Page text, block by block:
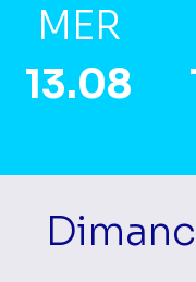
MER
13.08